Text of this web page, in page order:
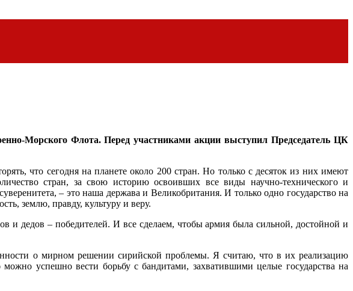
Морского Флота. Перед участниками акции выступил Председатель ЦК
что сегодня на планете около 200 стран. Но только с десяток из них имеют
стран, за свою историю освоивших все виды научно-технического и
– это наша держава и Великобритания. И только одно государство на
землю, правду, культуру и веру.
дедов – победителей. И все сделаем, чтобы армия была сильной, достойной и
о мирном решении сирийской проблемы. Я считаю, что в их реализацию
успешно вести борьбу с бандитами, захватившими целые государства на